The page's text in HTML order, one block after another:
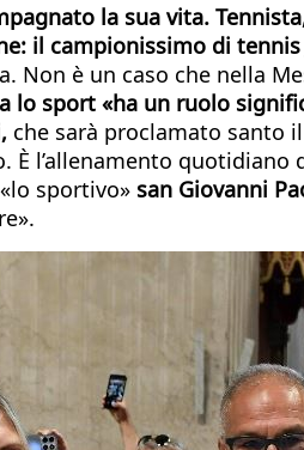
la sua vita.
campionissimo di tennis
Non è un caso che nella
lo sport «ha un ruolo
che sarà proclamato santo
l’allenamento
sportivo» san Giovanni